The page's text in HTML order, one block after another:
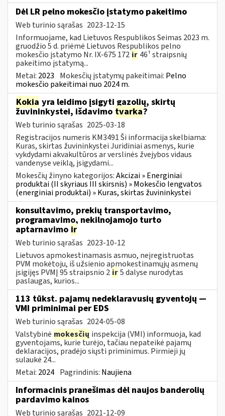
Dėl LR pelno mokesčio įstatymo pakeitimo
Web turinio sąrašas 2023-12-15
Informuojame, kad Lietuvos Respublikos Seimas 2023 m.
gruodžio 5 d. priėmė Lietuvos Respublikos pelno
mokesčio įstatymo Nr. IX-675 172 ir 46¹ straipsnių
pakeitimo įstatymą...
Metai: 2023 Mokesčių įstatymų pakeitimai: Pelno
mokesčio pakeitimai nuo 2024 m.
Kokia yra leidimo įsigyti gazolių, skirtų
žuvininkystei, išdavimo tvarka?
Web turinio sąrašas 2025-03-18
Registracijos numeris KM3491 Ši informacija skelbiama:
Kuras, skirtas žuvininkystei Juridiniai asmenys, kurie
vykdydami akvakultūros ar verslinės žvejybos vidaus
vandenyse veiklą, įsigydami...
Mokesčių žinyno kategorijos:Akcizai » Energiniai
produktai (II skyriaus III skirsnis) » Mokesčio lengvatos
(energiniai produktai) » Kuras, skirtas žuvininkystei
konsultavimo, prekių transportavimo,
programavimo, nekilnojamojo turto
aptarnavimo ir
Web turinio sąrašas 2023-10-12
Lietuvos apmokestinamasis asmuo, neįregistruotas
PVM mokėtoju, iš užsienio apmokestinamųjų asmenų
įsigijęs PVMĮ 95 straipsnio 2 ir5 dalyse nurodytas
paslaugas, kurios...
113 tūkst. pajamų nedeklaravusių gyventojų —
VMI priminimai per EDS
Web turinio sąrašas 2024-05-08
Valstybinė mokesčių inspekcija (VMI) informuoja, kad
gyventojams, kurie turėjo, tačiau nepateikė pajamų
deklaracijos, pradėjo siųsti priminimus. Pirmieji jų
sulaukė 24...
Metai: 2024 Pagrindinis: Naujiena
Informacinis pranešimas dėl naujos banderolių
pardavimo kainos
Web turinio sąrašas 2021-12-09